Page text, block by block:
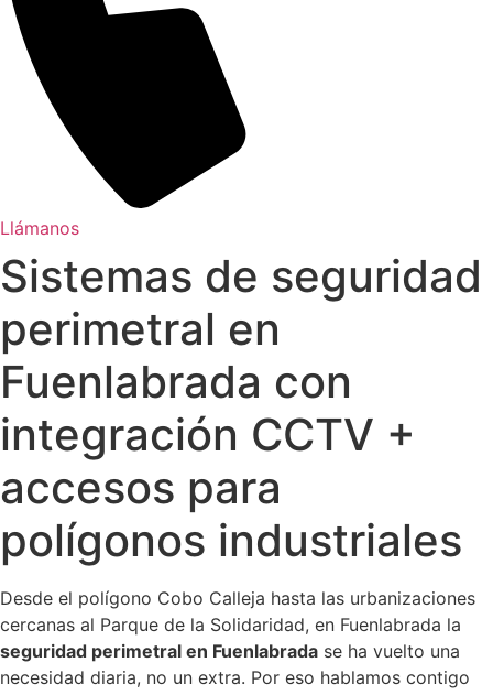
Llámanos
Sistemas de seguridad
perimetral en
Fuenlabrada con
integración CCTV +
accesos para
polígonos industriales
Desde el polígono Cobo Calleja hasta las urbanizaciones
cercanas al Parque de la Solidaridad, en Fuenlabrada la
seguridad perimetral en Fuenlabrada se ha vuelto una
necesidad diaria, no un extra. Por eso hablamos contigo